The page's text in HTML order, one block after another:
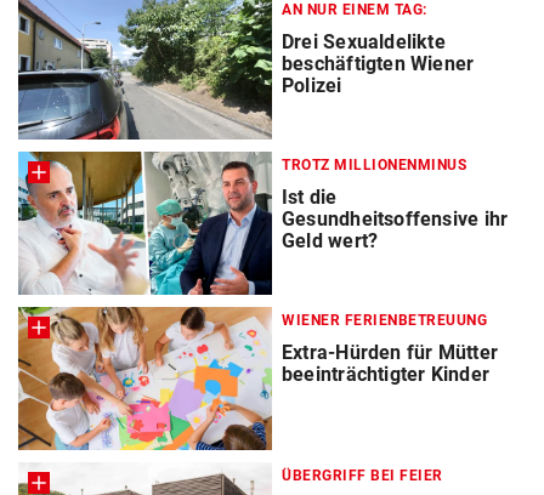
AN NUR EINEM TAG:
Drei Sexualdelikte
beschäftigten Wiener
Polizei
TROTZ MILLIONENMINUS
Ist die
Gesundheitsoffensive ihr
Geld wert?
WIENER FERIENBETREUUNG
Extra-Hürden für Mütter
beeinträchtigter Kinder
ÜBERGRIFF BEI FEIER